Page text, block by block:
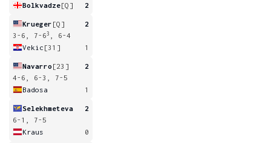
Bolkvadze[Q] 2
Krueger [Q]
2
3-6, 7-63
, 6-4
Vekic [31] 1
Navarro [23]
2
4-6, 6-3, 7-5
Badosa
1
Selekhmeteva
2
6-1, 7-5
Kraus
0